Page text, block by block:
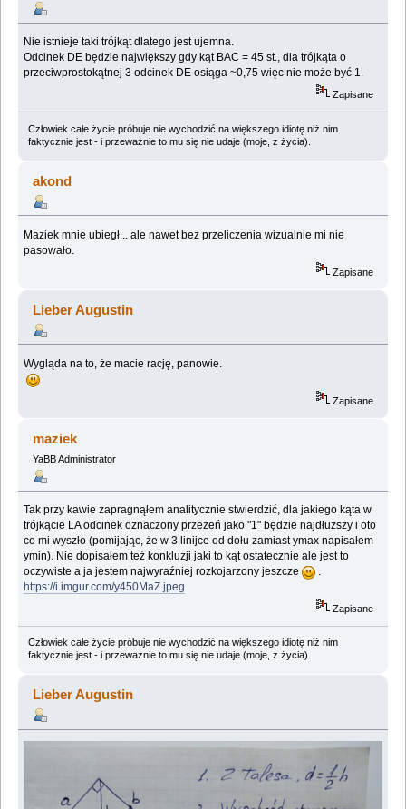
Nie istnieje taki trójkąt dlatego jest ujemna.
Odcinek DE będzie największy gdy kąt BAC = 45 st., dla trójkąta o
przeciwprostokątnej 3 odcinek DE osiąga ~0,75 więc nie może być 1.
Zapisane
Człowiek całe życie próbuje nie wychodzić na większego idiotę niż nim
faktycznie jest - i przeważnie to mu się nie udaje (moje, z życia).
akond
Maziek mnie ubiegł... ale nawet bez przeliczenia wizualnie mi nie
pasowało.
Zapisane
Lieber Augustin
Wygląda na to, że macie rację, panowie.
Zapisane
maziek
YaBB Administrator
Tak przy kawie zapragnąłem analitycznie stwierdzić, dla jakiego kąta w
trójkącie LA odcinek oznaczony przezeń jako "1" będzie najdłuższy i oto
co mi wyszło (pomijając, że w 3 linijce od dołu zamiast ymax napisałem
ymin). Nie dopisałem też konkluzji jaki to kąt ostatecznie ale jest to
oczywiste a ja jestem najwyraźniej rozkojarzony jeszcze
.
https://i.imgur.com/y450MaZ.jpeg
Zapisane
Człowiek całe życie próbuje nie wychodzić na większego idiotę niż nim
faktycznie jest - i przeważnie to mu się nie udaje (moje, z życia).
Lieber Augustin